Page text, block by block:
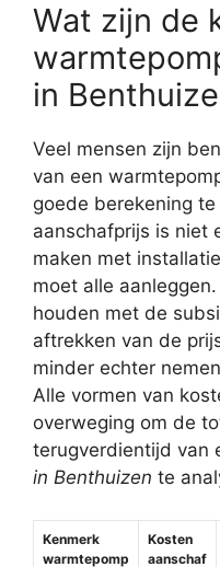
Wat zijn de
in
Veel mensen zijn
van een
goede berekening
aanschafprijs is niet
maken met
moet alle
houden met de
aftrekken van de
minder echter
Alle vormen van
overweging om de
terugverdientijd van
in Benthuizen te
Kenmerk
warmtepomp
Kosten
aanschaf